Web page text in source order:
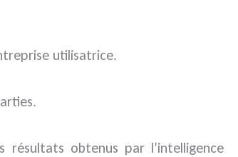
utilisatrice.
résultats obtenus par l’intelligence